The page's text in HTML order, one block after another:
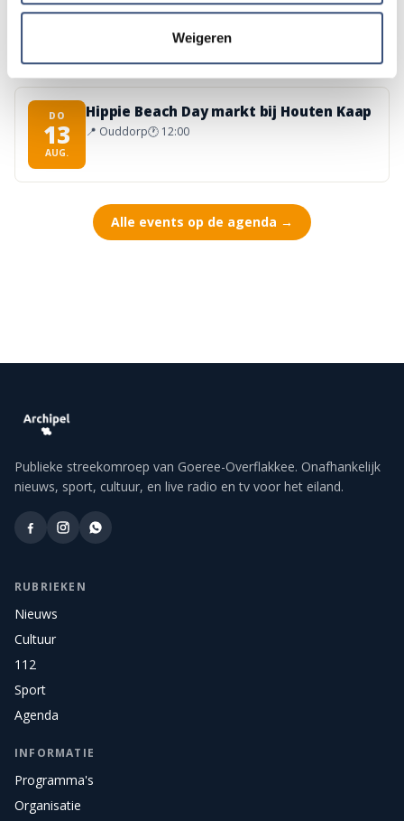
Weigeren
WO
12
Ouddorp
10:00
DO
13
AUG.
Hippie Beach Day markt bij Houten Kaap
📍 Ouddorp🕐 12:00
Alle events op de agenda →
Publieke streekomroep van Goeree-Overflakkee. Onafhankelijk
nieuws, sport, cultuur, en live radio en tv voor het eiland.
RUBRIEKEN
Nieuws
Cultuur
112
Sport
Agenda
INFORMATIE
Programma's
Organisatie